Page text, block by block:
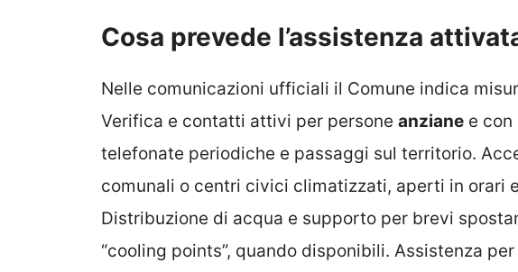
Cosa prevede l’assistenza
Nelle comunicazioni ufficiali il Comune indica
Verifica e contatti attivi per persone anziane e
telefonate periodiche e passaggi sul territorio.
comunali o centri civici climatizzati, aperti in orari
Distribuzione di acqua e supporto per brevi
“cooling points”, quando disponibili. Assistenza